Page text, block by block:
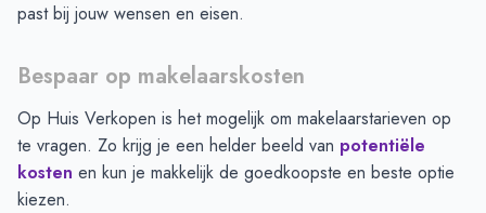
past bij jouw wensen en eisen.
Bespaar op makelaarskosten
Op Huis Verkopen is het mogelijk om makelaarstarieven op
te vragen. Zo krijg je een helder beeld van potentiële
kosten en kun je makkelijk de goedkoopste en beste optie
kiezen.